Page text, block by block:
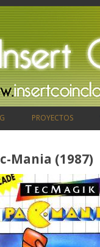
PROYECTOS
Mania (1987)